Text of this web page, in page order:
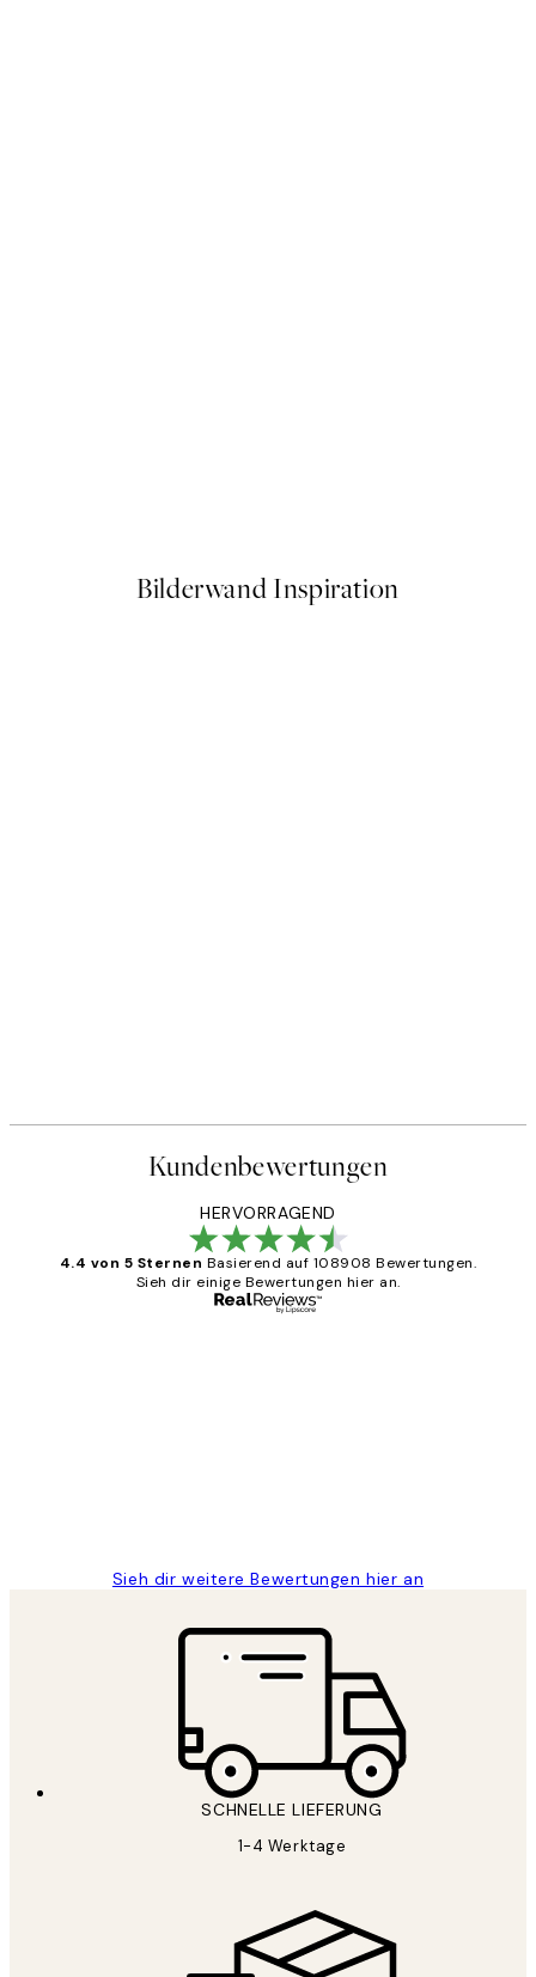
Bilderwand Inspiration
Kundenbewertungen
HERVORRAGEND
4.4 von 5 Sternen Basierend auf 108908 Bewertungen.
Sieh dir einige Bewertungen hier an.
Sieh dir weitere Bewertungen hier an
SCHNELLE LIEFERUNG
1-4 Werktage